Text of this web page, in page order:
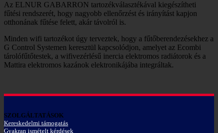
Az ELNUR GABARRON tartozékválasztékával kiegészítheti
fűtési rendszerét, hogy nagyobb ellenőrzést és irányítást kapjon
otthonának fűtése felett, akár távolról is.
Minden wifi tartozékot úgy terveztek, hogy a fűtőberendezésekhez a
G Control Systemen keresztül kapcsolódjon, amelyet az Ecombi
tárolófűtőtestek, a wifivezérlésű inercia elektromos radiátorok és a
Mattira elektromos kazánok elektronikájába integráltak.
SZOLGÁLTATÁSOK
Kereskedelmi támogatás
Gyakran ismételt kérdések